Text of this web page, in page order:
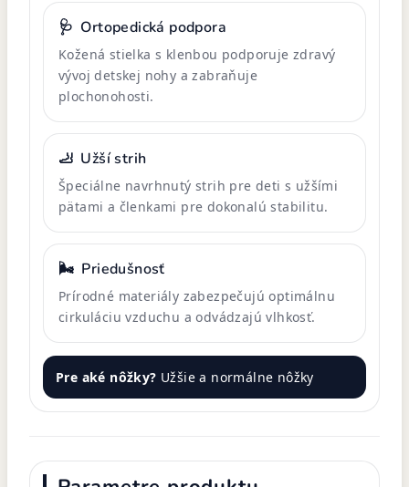
🩺 Ortopedická podpora
Kožená stielka s klenbou podporuje zdravý
vývoj detskej nohy a zabraňuje
plochonohosti.
🦶 Užší strih
Špeciálne navrhnutý strih pre deti s užšími
pätami a členkami pre dokonalú stabilitu.
🌬️ Priedušnosť
Prírodné materiály zabezpečujú optimálnu
cirkuláciu vzduchu a odvádzajú vlhkosť.
Pre aké nôžky? Užšie a normálne nôžky